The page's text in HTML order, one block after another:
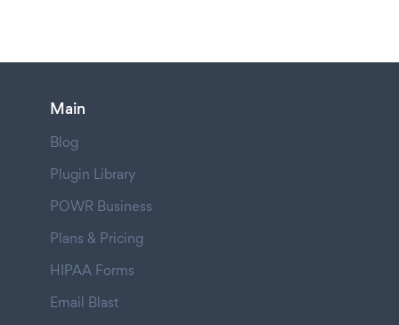
Main
Blog
Plugin Library
POWR Business
Plans & Pricing
HIPAA Forms
Email Blast